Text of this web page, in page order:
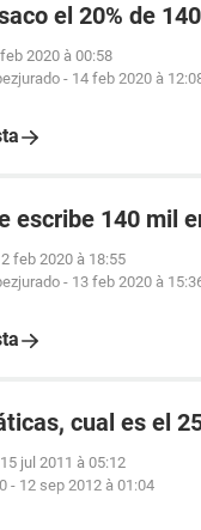
el 20% de
2020 à 00:58
- 14 feb 2020 à
escribe 140 mil
feb 2020 à 18:55
- 13 feb 2020 à
cual es el
15 jul 2011 à 05:12
- 12 sep 2012 à 01:04